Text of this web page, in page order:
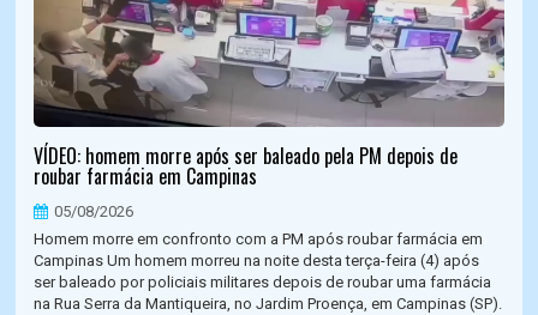
VÍDEO: homem morre após ser baleado pela PM depois de
roubar farmácia em Campinas
05/08/2026
Homem morre em confronto com a PM após roubar farmácia em
Campinas Um homem morreu na noite desta terça-feira (4) após
ser baleado por policiais militares depois de roubar uma farmácia
na Rua Serra da Mantiqueira, no Jardim Proença, em Campinas (SP).